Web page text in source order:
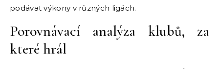
podávat výkony v různých ligách.
Porovnávací analýza klubů, za
které hrál